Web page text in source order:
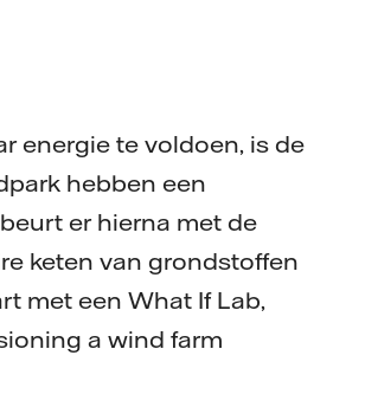
energie te voldoen, is de
hebben een
er hierna met de
keten van grondstoffen
met een What If Lab,
a wind farm